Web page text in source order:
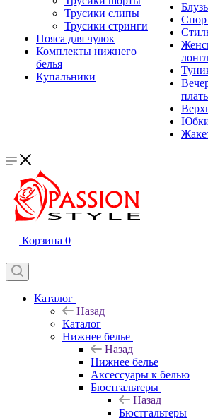
Трусики слипы
Трусики стринги
Пояса для чулок
Комплекты нижнего
белья
Купальники
Корзина 0
Каталог
Назад
Каталог
Нижнее белье
Назад
Нижнее белье
Аксессуары к белью
Бюстгальтеры
Назад
Бюстгальтеры